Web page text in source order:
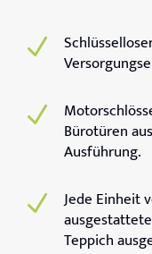
N
N
Bürotüren
Ausführung.
N
Jede Einheit
Teppich